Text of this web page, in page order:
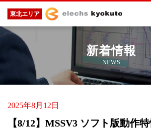
東北エリア
新着情報
NEWS
2025年8月12日
【8/12】MSSV3 ソフト版動作